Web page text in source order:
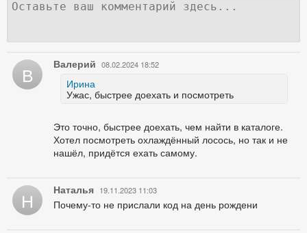
В Валерий 08.02.2024 18:52
Ирина
Ужас, быстрее доехать и посмотреть
Это точно, быстрее доехать, чем найти в каталоге.
Хотел посмотреть охлаждённый лосось, но так и не
нашёл, придётся ехать самому.
Н Наталья 19.11.2023 11:03
Почему-то не прислали код на день рождени